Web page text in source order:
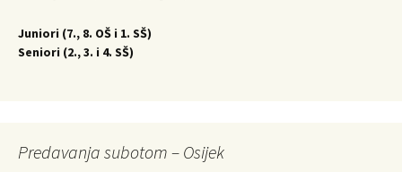
Juniori (7., 8. OŠ i 1. SŠ)
Seniori (2., 3. i 4. SŠ)
Predavanja subotom – Osijek